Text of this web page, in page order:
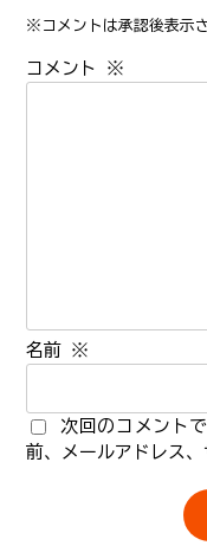
※コメントは承認後表示
コメント ※
名前 ※
次回のコメント
前、メールアドレス、